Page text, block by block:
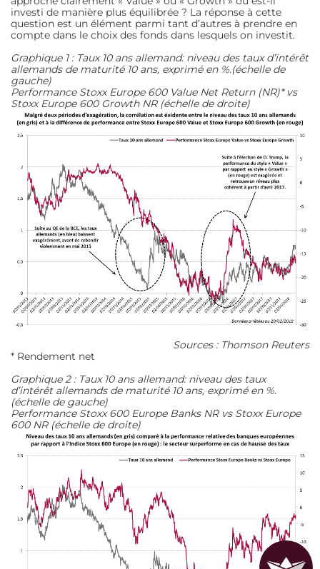
investi de manière plus équilibrée ? La réponse à cette
question est un élément parmi tant d’autres à prendre en
compte dans le choix des fonds dans lesquels on investit.
Graphique 1 : Taux 10 ans allemand: niveau des taux d’intérêt
allemands de maturité 10 ans, exprimé en %.(échelle de
gauche)
Performance Stoxx Europe 600 Value Net Return (NR)* vs
Stoxx Europe 600 Growth NR (échelle de droite)
Sources : Thomson Reuters
* Rendement net
Graphique 2 : Taux 10 ans allemand: niveau des taux
d’intérêt allemands de maturité 10 ans, exprimé en %.
(échelle de gauche)
Performance Stoxx 600 Europe Banks NR vs Stoxx Europe
600 NR (échelle de droite)